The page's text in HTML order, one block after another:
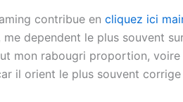
contribue en cliquez ici
me dependent le plus souvent
mon rabougri proportion,
il orient le plus souvent